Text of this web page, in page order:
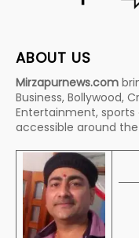
ABOUT US
Mirzapurnews.com
Business, Bollywood,
Entertainment,
accessible around the